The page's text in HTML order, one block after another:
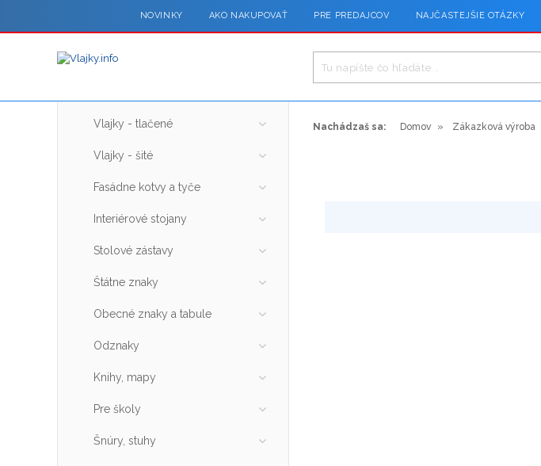
Nachádzaš sa: Domov Zákazková výroba
Vlajky - tlačené
Vlajky - šité
Fasádne kotvy a tyče
Interiérové stojany
Stolové zástavy
Štátne znaky
Obecné znaky a tabule
Odznaky
Knihy, mapy
Pre školy
Šnúry, stuhy
NOVINKY AKO NAKUPOVAŤ PRE PREDAJCOV NAJČASTEJŠIE OTÁZKY